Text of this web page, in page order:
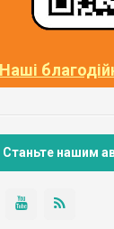
Наші
Станьте нашим